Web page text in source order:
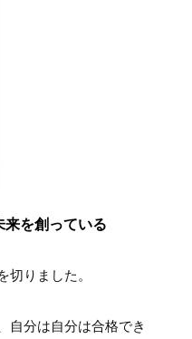
を創っている
りました。
自分は自分は合格でき